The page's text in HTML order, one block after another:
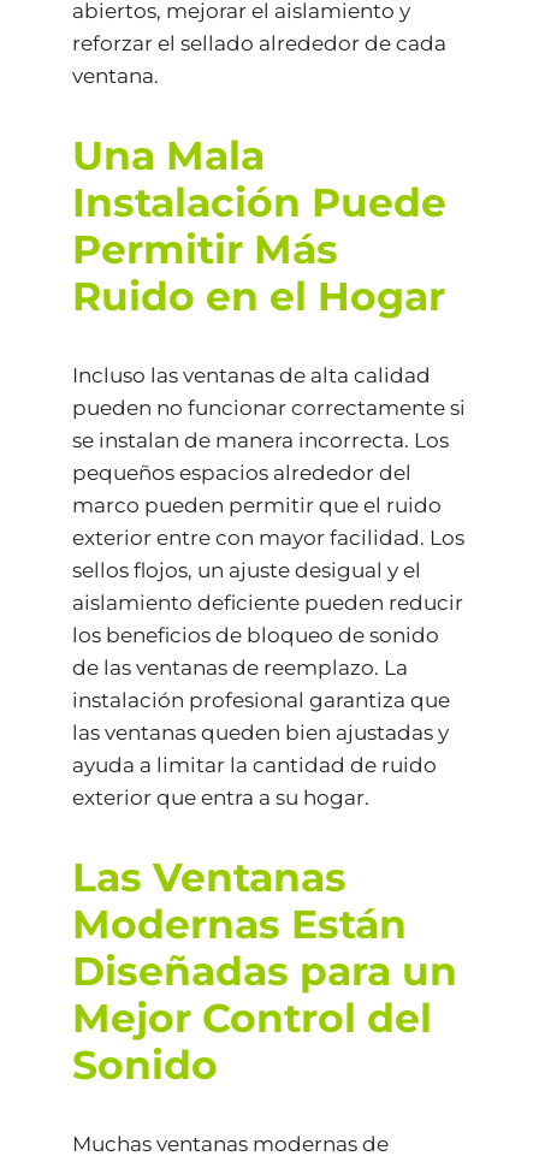
abiertos, mejorar el aislamiento y
reforzar el sellado alrededor de cada
ventana.
Una Mala
Instalación Puede
Permitir Más
Ruido en el Hogar
Incluso las ventanas de alta calidad
pueden no funcionar correctamente si
se instalan de manera incorrecta. Los
pequeños espacios alrededor del
marco pueden permitir que el ruido
exterior entre con mayor facilidad. Los
sellos flojos, un ajuste desigual y el
aislamiento deficiente pueden reducir
los beneficios de bloqueo de sonido
de las ventanas de reemplazo. La
instalación profesional garantiza que
las ventanas queden bien ajustadas y
ayuda a limitar la cantidad de ruido
exterior que entra a su hogar.
Las Ventanas
Modernas Están
Diseñadas para un
Mejor Control del
Sonido
Muchas ventanas modernas de